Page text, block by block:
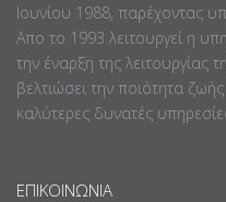
Ιουνίου 1988, παρέχοντας
Απο το 1993 λειτουργεί η
την έναρξη της λειτουργίας
βελτιώσει την ποιότητα
καλύτερες δυνατές
ΕΠΙΚΟΙΝΩΝΊΑ